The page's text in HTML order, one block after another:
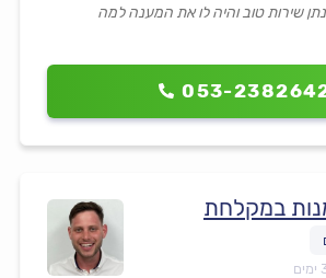
053-
נתן שירות טוב והיה לו את המענה למה
במקלחת